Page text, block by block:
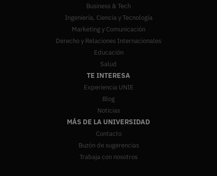
Business & Tech
Ingeniería, Ciencia y Tecnología
Marketing y Comunicación
Derecho y Relaciones Internacionales
Educación
Salud
TE INTERESA
Experiencia UNIE
Blog
Noticias
MÁS DE LA UNIVERSIDAD
Contacto
Buzón de sugerencias
Trabaja con nosotros